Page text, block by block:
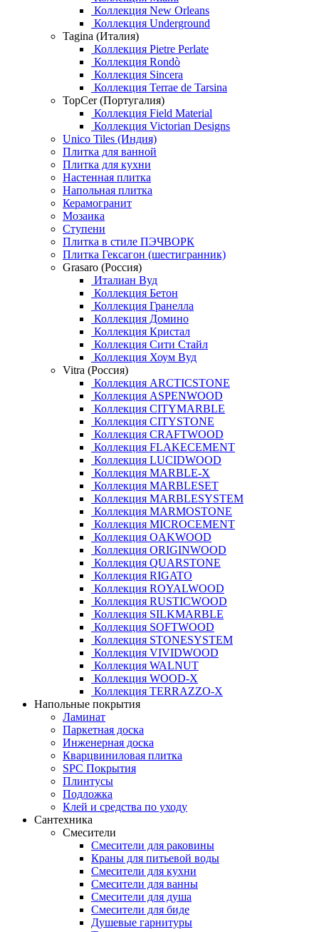
Коллекция New Orleans
Коллекция Underground
Tagina (Италия)
Коллекция Pietre Perlate
Коллекция Rondò
Коллекция Sincera
Коллекция Terrae de Tarsina
TopCer (Португалия)
Коллекция Field Material
Коллекция Victorian Designs
Unico Tiles (Индия)
Плитка для ванной
Плитка для кухни
Настенная плитка
Напольная плитка
Керамогранит
Мозаика
Ступени
Плитка в стиле ПЭЧВОРК
Плитка Гексагон (шестигранник)
Grasaro (Россия)
Италиан Вуд
Коллекция Бетон
Коллекция Гранелла
Коллекция Домино
Коллекция Кристал
Коллекция Сити Стайл
Коллекция Хоум Вуд
Vitra (Россия)
Коллекция ARCTICSTONE
Коллекция ASPENWOOD
Коллекция CITYMARBLE
Коллекция CITYSTONE
Коллекция CRAFTWOOD
Коллекция FLAKECEMENT
Коллекция LUCIDWOOD
Коллекция MARBLE-X
Коллекция MARBLESET
Коллекция MARBLESYSTEM
Коллекция MARMOSTONE
Коллекция MICROCEMENT
Коллекция OAKWOOD
Коллекция ORIGINWOOD
Коллекция QUARSTONE
Коллекция RIGATO
Коллекция ROYALWOOD
Коллекция RUSTICWOOD
Коллекция SILKMARBLE
Коллекция SOFTWOOD
Коллекция STONESYSTEM
Коллекция VIVIDWOOD
Коллекция WALNUT
Коллекция WOOD-X
Коллекция ТЕRRАZZO-X
Напольные покрытия
Ламинат
Паркетная доска
Инженерная доска
Кварцвиниловая плитка
SPC Покрытия
Плинтусы
Подложка
Клей и средства по уходу
Сантехника
Смесители
Смесители для раковины
Краны для питьевой воды
Смесители для кухни
Смесители для ванны
Смесители для душа
Смесители для биде
Душевые гарнитуры